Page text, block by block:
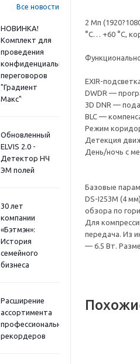
Все новости
НОВИНКА!
Комплект для
проведения
конфиденциальных
переговоров
"Градиент
Макс"
Обновленный
ELVIS 2.0 -
Детектор НЧ
ЭМ полей
30 лет
компании
«Бэтмэн»:
История
семейного
бизнеса
Расширение
ассортимента
профессиональных
рекордеров
2 Мп
°C… +60 °C,
EXIR-
DWDR —
3D DNR —
BLC —
Режим
Детекция
День/ночь с
Базовые
DS-I253M (4
обзора по
Для
передача. Из
— 6.5 Вт.